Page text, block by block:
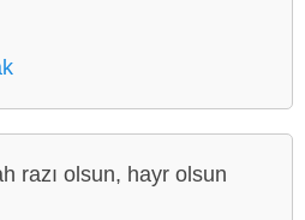
razı olsun, hayr olsun